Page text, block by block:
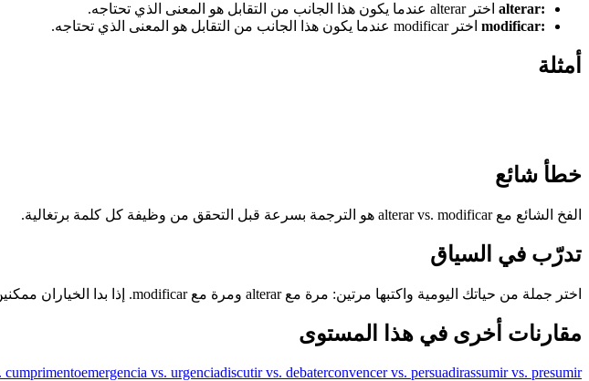
alterar:
اختر alterar عندما يكون هذا الجانب من التقابل هو المعنى الذي تحتاجه.
modificar: اختر modificar عندما يكون هذا الجانب من التقابل هو المعنى الذي تحتاجه.
أمثلة
خطأ شائع
الفخ الشائع مع alterar vs. modificar هو الترجمة بسرعة قبل التحقق من وظيفة كل كلمة برتغالية.
تدرّب في السياق
اختر جملة من حياتك اليومية واكتبها مرتين: مرة مع alterar ومرة مع modificar. إذا بدا الخياران ممكنين، فسمّ التحول في المعنى.
مقارنات أخرى في هذا المستوى
cumprimentoemergencia vs. urgenciadiscutir vs. debaterconvencer vs. persuadirassumir vs. presumir